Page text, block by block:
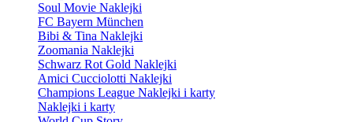
Soul Movie Naklejki
FC Bayern München
Bibi & Tina Naklejki
Zoomania Naklejki
Schwarz Rot Gold Naklejki
Amici Cucciolotti Naklejki
Champions League Naklejki i karty
Naklejki i karty